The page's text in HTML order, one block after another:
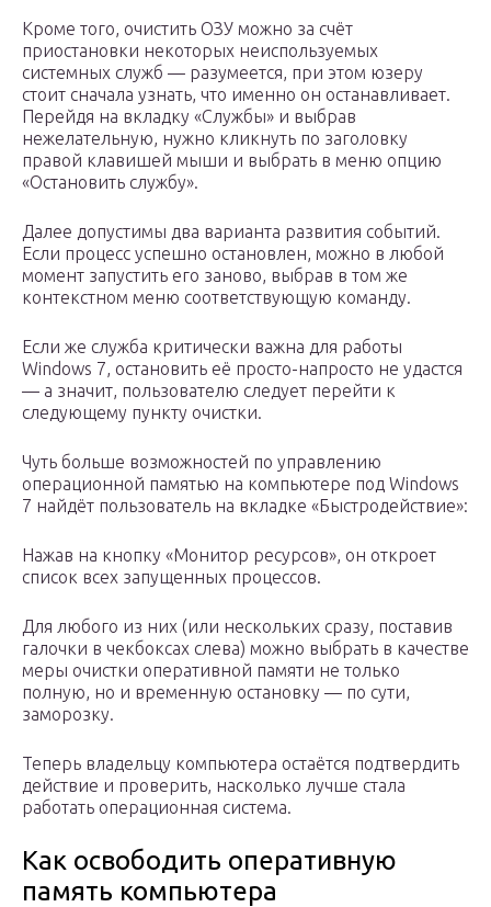
Кроме того, очистить ОЗУ можно за счёт
приостановки некоторых неиспользуемых
системных служб — разумеется, при этом юзеру
стоит сначала узнать, что именно он останавливает.
Перейдя на вкладку «Службы» и выбрав
нежелательную, нужно кликнуть по заголовку
правой клавишей мыши и выбрать в меню опцию
«Остановить службу».
Далее допустимы два варианта развития событий.
Если процесс успешно остановлен, можно в любой
момент запустить его заново, выбрав в том же
контекстном меню соответствующую команду.
Если же служба критически важна для работы
Windows 7, остановить её просто-напросто не удастся
— а значит, пользователю следует перейти к
следующему пункту очистки.
Чуть больше возможностей по управлению
операционной памятью на компьютере под Windows
7 найдёт пользователь на вкладке «Быстродействие»:
Нажав на кнопку «Монитор ресурсов», он откроет
список всех запущенных процессов.
Для любого из них (или нескольких сразу, поставив
галочки в чекбоксах слева) можно выбрать в качестве
меры очистки оперативной памяти не только
полную, но и временную остановку — по сути,
заморозку.
Теперь владельцу компьютера остаётся подтвердить
действие и проверить, насколько лучше стала
работать операционная система.
Как освободить оперативную
память компьютера